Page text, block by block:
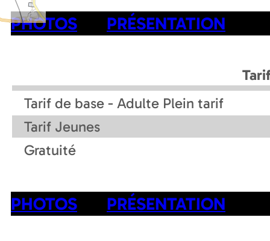
PHOTOS PRÉSENTATION
Tarif de base - Adulte Plein tarif
Tarif Jeunes
Gratuité
PHOTOS PRÉSENTATION